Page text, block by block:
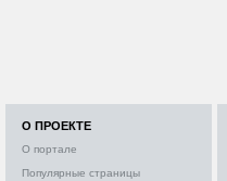
О ПРОЕКТЕ
О портале
Популярные страницы